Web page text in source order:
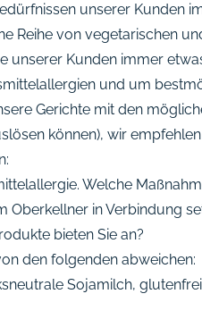
unserer Kunden
Reihe von vegetarischen
unserer Kunden immer
und um
Gerichte mit den
können), wir
Welche
Oberkellner in Verbindung
bieten Sie an?
den folgenden abweichen:
Sojamilch,